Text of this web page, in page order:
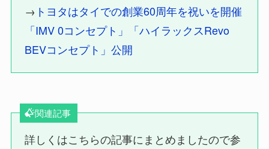
→ トヨタはタイでの創業60周年を祝いを開催
「IMV 0コンセプト」「ハイラックスRevo
BEVコンセプト」公開
関連記事
詳しくはこちらの記事にまとめましたので参